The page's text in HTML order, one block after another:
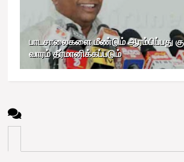
பாடசாலைகளை மீண்டும் ஆரம்பிப்பது
வாரம் தீர்மானிக்கப்படும்